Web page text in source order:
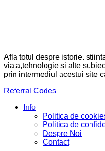
Afla totul despre istorie,
viata,tehnologie si alte
prin intermediul acestui site
Referral Codes
Info
Politica de
Politica de
Despre Noi
Contact